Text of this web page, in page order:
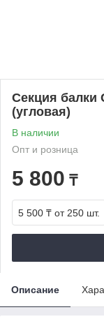
Секция балки
(угловая)
В наличии
Опт и розница
5 800 ₸
5 500 ₸ от 250 шт.
Описание